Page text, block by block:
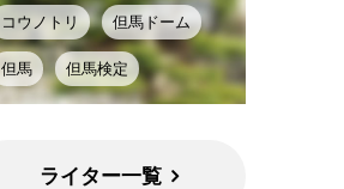
コウノトリ 但馬ドーム
但馬 但馬検定
ライター一覧